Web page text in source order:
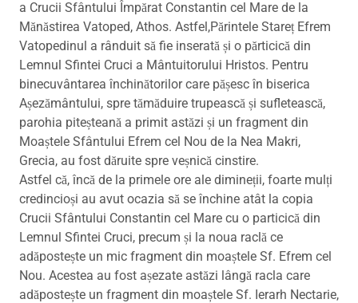
a Crucii Sfântului Împărat Constantin cel Mare de la
Mănăstirea Vatoped, Athos. Astfel,Părintele Stareț Efrem
Vatopedinul a rânduit să fie inserată și o părticică din
Lemnul Sfintei Cruci a Mântuitorului Hristos. Pentru
binecuvântarea închinătorilor care pășesc în biserica
Așezământului, spre tămăduire trupească și sufletească,
parohia piteșteană a primit astăzi și un fragment din
Moaștele Sfântului Efrem cel Nou de la Nea Makri,
Grecia, au fost dăruite spre veșnică cinstire.
Astfel că, încă de la primele ore ale dimineții, foarte mulți
credincioși au avut ocazia să se închine atât la copia
Crucii Sfântului Constantin cel Mare cu o particică din
Lemnul Sfintei Cruci, precum și la noua raclă ce
adăpostește un mic fragment din moaștele Sf. Efrem cel
Nou. Acestea au fost așezate astăzi lângă racla care
adăpostește un fragment din moaștele Sf. Ierarh Nectarie,